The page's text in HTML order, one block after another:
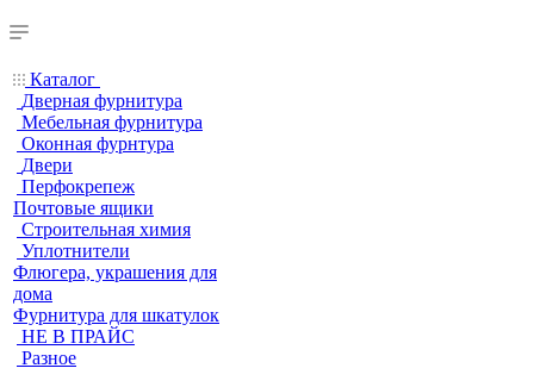
Каталог
Дверная фурнитура
Мебельная фурнитура
Оконная фурнтура
Двери
Перфокрепеж
Почтовые ящики
Строительная химия
Уплотнители
Флюгера, украшения для
дома
Фурнитура для шкатулок
НЕ В ПРАЙС
Разное